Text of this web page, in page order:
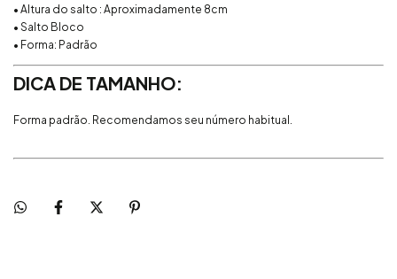
• Altura do salto : Aproximadamente 8cm
• Salto Bloco
• Forma: Padrão
DICA DE TAMANHO:
Forma padrão. Recomendamos seu número habitual.